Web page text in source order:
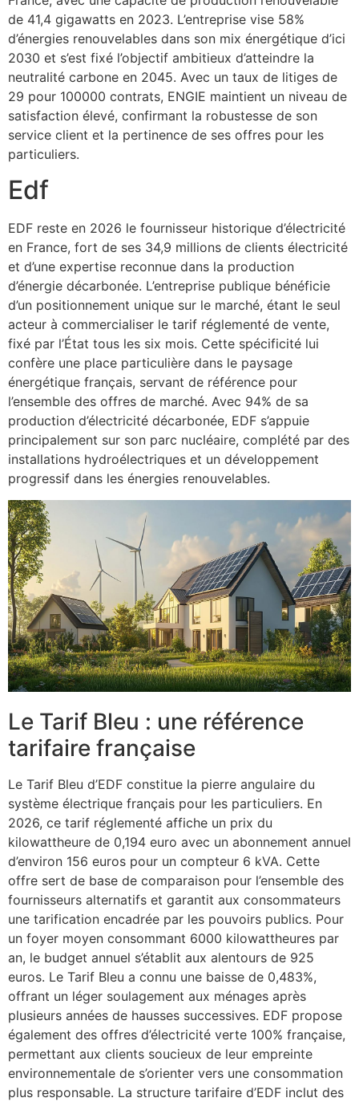
de 41,4 gigawatts en 2023. L’entreprise vise 58%
d’énergies renouvelables dans son mix énergétique d’ici
2030 et s’est fixé l’objectif ambitieux d’atteindre la
neutralité carbone en 2045. Avec un taux de litiges de
29 pour 100000 contrats, ENGIE maintient un niveau de
satisfaction élevé, confirmant la robustesse de son
service client et la pertinence de ses offres pour les
particuliers.
Edf
EDF reste en 2026 le fournisseur historique d’électricité
en France, fort de ses 34,9 millions de clients électricité
et d’une expertise reconnue dans la production
d’énergie décarbonée. L’entreprise publique bénéficie
d’un positionnement unique sur le marché, étant le seul
acteur à commercialiser le tarif réglementé de vente,
fixé par l’État tous les six mois. Cette spécificité lui
confère une place particulière dans le paysage
énergétique français, servant de référence pour
l’ensemble des offres de marché. Avec 94% de sa
production d’électricité décarbonée, EDF s’appuie
principalement sur son parc nucléaire, complété par des
installations hydroélectriques et un développement
progressif dans les énergies renouvelables.
Le Tarif Bleu : une référence
tarifaire française
Le Tarif Bleu d’EDF constitue la pierre angulaire du
système électrique français pour les particuliers. En
2026, ce tarif réglementé affiche un prix du
kilowattheure de 0,194 euro avec un abonnement annuel
d’environ 156 euros pour un compteur 6 kVA. Cette
offre sert de base de comparaison pour l’ensemble des
fournisseurs alternatifs et garantit aux consommateurs
une tarification encadrée par les pouvoirs publics. Pour
un foyer moyen consommant 6000 kilowattheures par
an, le budget annuel s’établit aux alentours de 925
euros. Le Tarif Bleu a connu une baisse de 0,483%,
offrant un léger soulagement aux ménages après
plusieurs années de hausses successives. EDF propose
également des offres d’électricité verte 100% française,
permettant aux clients soucieux de leur empreinte
environnementale de s’orienter vers une consommation
plus responsable. La structure tarifaire d’EDF inclut des